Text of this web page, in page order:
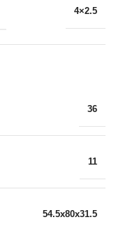
4×2.5
36
11
54.5x80x31.5